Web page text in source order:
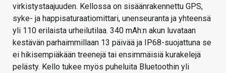
virkistystaajuuden. Kellossa on sisäänrakennettu GPS,
syke- ja happisaturaatiomittari, unenseuranta ja yhteensä
yli 110 erilaista urheilutilaa. 340 mAh:n akun luvataan
kestävän parhaimmillaan 13 päivää ja IP68-suojattuna se
ei hikisempiäkään treenejä tai ensimmäisiä kurakelejä
pelästy. Kello tukee myös puheluita Bluetoothin yli